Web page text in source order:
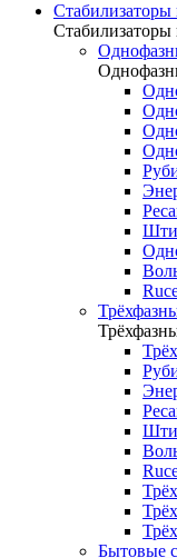
Бытовые